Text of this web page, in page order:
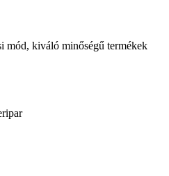
mód, kiváló minőségű termékek